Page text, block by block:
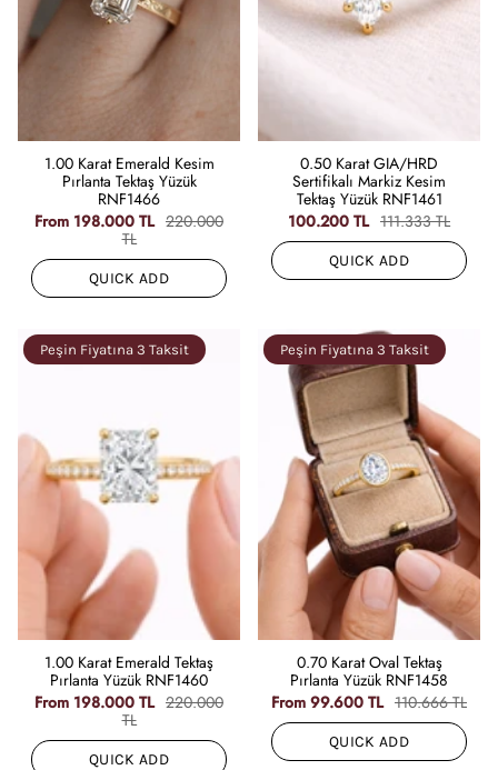
1.00 Karat Emerald Kesim
Pırlanta Tektaş Yüzük
RNF1466
From 198.000 TL 220.000
TL
QUICK ADD
0.50 Karat GIA/HRD
Sertifikalı Markiz Kesim
Tektaş Yüzük RNF1461
100.200 TL 111.333 TL
QUICK ADD
Peşin Fiyatına 3 Taksit
1.00 Karat Emerald Tektaş
Pırlanta Yüzük RNF1460
From 198.000 TL 220.000
TL
QUICK ADD
Peşin Fiyatına 3 Taksit
0.70 Karat Oval Tektaş
Pırlanta Yüzük RNF1458
From 99.600 TL 110.666 TL
QUICK ADD